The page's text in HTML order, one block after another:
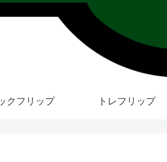
クフリップ トレフリップ